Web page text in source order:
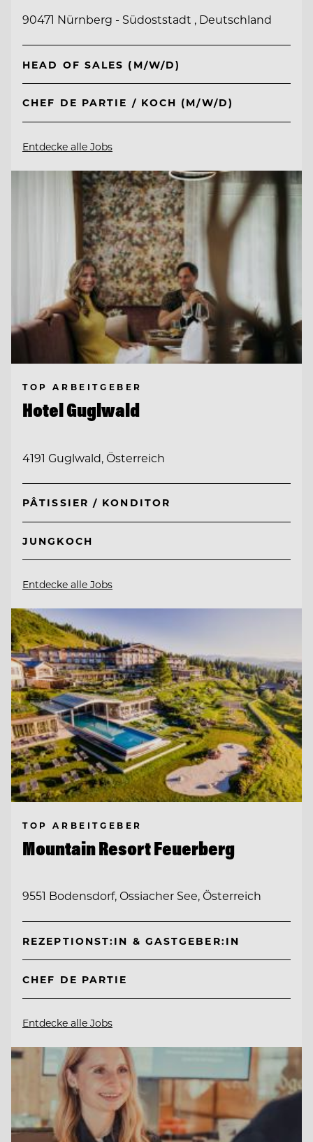
90471 Nürnberg - Südoststadt , Deutschland
HEAD OF SALES (M/W/D)
CHEF DE PARTIE / KOCH (M/W/D)
Entdecke alle Jobs
TOP ARBEITGEBER
Hotel Guglwald
4191 Guglwald, Österreich
PÂTISSIER / KONDITOR
JUNGKOCH
Entdecke alle Jobs
TOP ARBEITGEBER
Mountain Resort Feuerberg
9551 Bodensdorf, Ossiacher See, Österreich
REZEPTIONST:IN & GASTGEBER:IN
CHEF DE PARTIE
Entdecke alle Jobs